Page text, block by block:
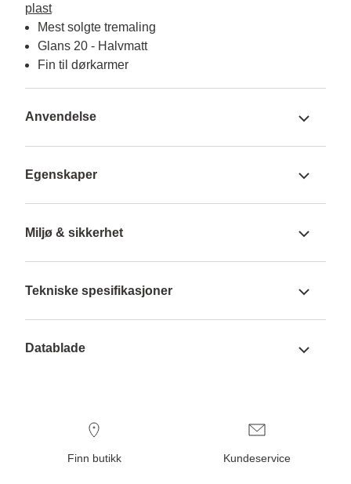
plast
Mest solgte tremaling
Glans 20 - Halvmatt
Fin til dørkarmer
Anvendelse
Egenskaper
Miljø & sikkerhet
Tekniske spesifikasjoner
Datablade
Finn butikk Kundeservice